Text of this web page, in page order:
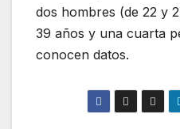
dos hombres (de 22 y
39 años y una cuarta
conocen datos.